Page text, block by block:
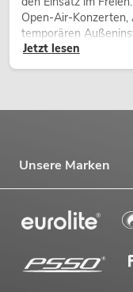
Open-Air-Konzerten,
temporären
Jetzt lesen
Unsere Marken